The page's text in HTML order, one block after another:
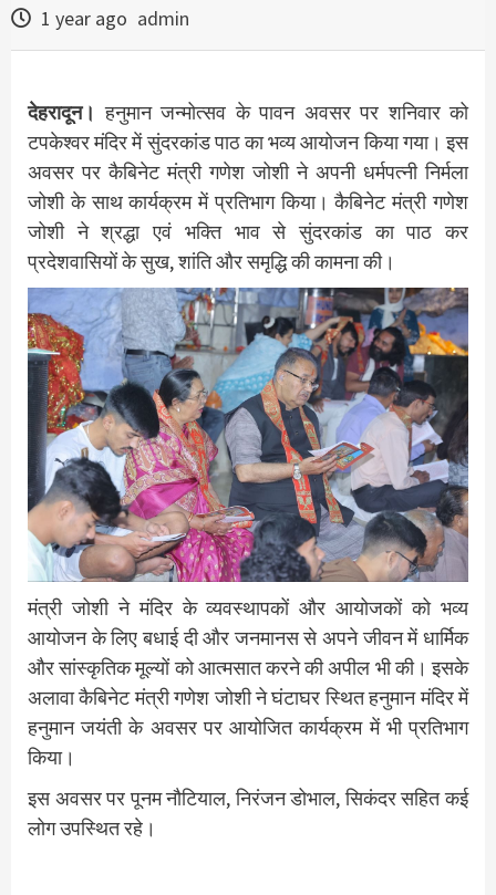
1 year ago admin
देहरादून। हनुमान जन्मोत्सव के पावन अवसर पर शनिवार को
टपकेश्वर मंदिर में सुंदरकांड पाठ का भव्य आयोजन किया गया। इस
अवसर पर कैबिनेट मंत्री गणेश जोशी ने अपनी धर्मपत्नी निर्मला
जोशी के साथ कार्यक्रम में प्रतिभाग किया। कैबिनेट मंत्री गणेश
जोशी ने श्रद्धा एवं भक्ति भाव से सुंदरकांड का पाठ कर
प्रदेशवासियों के सुख, शांति और समृद्धि की कामना की।
मंत्री जोशी ने मंदिर के व्यवस्थापकों और आयोजकों को भव्य
आयोजन के लिए बधाई दी और जनमानस से अपने जीवन में धार्मिक
और सांस्कृतिक मूल्यों को आत्मसात करने की अपील भी की। इसके
अलावा कैबिनेट मंत्री गणेश जोशी ने घंटाघर स्थित हनुमान मंदिर में
हनुमान जयंती के अवसर पर आयोजित कार्यक्रम में भी प्रतिभाग
किया।
इस अवसर पर पूनम नौटियाल, निरंजन डोभाल, सिकंदर सहित कई
लोग उपस्थित रहे।